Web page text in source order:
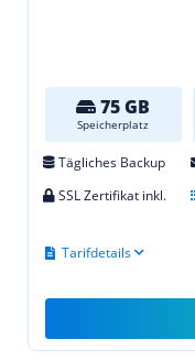
75 GB
Speicherplatz
Tägliches Backup
SSL Zertifikat inkl.
Tarifdetails